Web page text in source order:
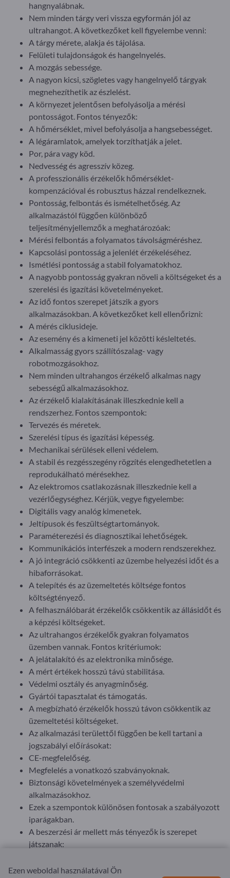
hangnyalábnak.
Nem minden tárgy veri vissza egyformán jól az
ultrahangot. A következőket kell figyelembe venni:
A tárgy mérete, alakja és tájolása.
Felületi tulajdonságok és hangelnyelés.
A mozgás sebessége.
A nagyon kicsi, szögletes vagy hangelnyelő tárgyak
megnehezíthetik az észlelést.
A környezet jelentősen befolyásolja a mérési
pontosságot. Fontos tényezők:
A hőmérséklet, mivel befolyásolja a hangsebességet.
A légáramlatok, amelyek torzíthatják a jelet.
Por, pára vagy köd.
Nedvesség és agresszív közeg.
A professzionális érzékelők hőmérséklet-
kompenzációval és robusztus házzal rendelkeznek.
Pontosság, felbontás és ismételhetőség. Az
alkalmazástól függően különböző
teljesítményjellemzők a meghatározóak:
Mérési felbontás a folyamatos távolságméréshez.
Kapcsolási pontosság a jelenlét érzékeléséhez.
Ismétlési pontosság a stabil folyamatokhoz.
A nagyobb pontosság gyakran növeli a költségeket és a
szerelési és igazítási követelményeket.
Az idő fontos szerepet játszik a gyors
alkalmazásokban. A következőket kell ellenőrizni:
A mérés ciklusideje.
Az esemény és a kimeneti jel közötti késleltetés.
Alkalmasság gyors szállítószalag- vagy
robotmozgásokhoz.
Nem minden ultrahangos érzékelő alkalmas nagy
sebességű alkalmazásokhoz.
Az érzékelő kialakításának illeszkednie kell a
rendszerhez. Fontos szempontok:
Tervezés és méretek.
Szerelési típus és igazítási képesség.
Mechanikai sérülések elleni védelem.
A stabil és rezgésszegény rögzítés elengedhetetlen a
reprodukálható mérésekhez.
Az elektromos csatlakozásnak illeszkednie kell a
vezérlőegységhez. Kérjük, vegye figyelembe:
Digitális vagy analóg kimenetek.
Jeltípusok és feszültségtartományok.
Paraméterezési és diagnosztikai lehetőségek.
Kommunikációs interfészek a modern rendszerekhez.
A jó integráció csökkenti az üzembe helyezési időt és a
hibaforrásokat.
A telepítés és az üzemeltetés költsége fontos
költségtényező.
A felhasználóbarát érzékelők csökkentik az állásidőt és
a képzési költségeket.
Az ultrahangos érzékelők gyakran folyamatos
üzemben vannak. Fontos kritériumok:
A jelátalakító és az elektronika minősége.
A mért értékek hosszú távú stabilitása.
Védelmi osztály és anyagminőség.
Gyártói tapasztalat és támogatás.
A megbízható érzékelők hosszú távon csökkentik az
üzemeltetési költségeket.
Az alkalmazási területtől függően be kell tartani a
jogszabályi előírásokat:
CE-megfelelőség.
Megfelelés a vonatkozó szabványoknak.
Biztonsági követelmények a személyvédelmi
alkalmazásokhoz.
Ezek a szempontok különösen fontosak a szabályozott
iparágakban.
A beszerzési ár mellett más tényezők is szerepet
játszanak:
Karbantartási és csereköltségek.
Ezen weboldal használatával Ön